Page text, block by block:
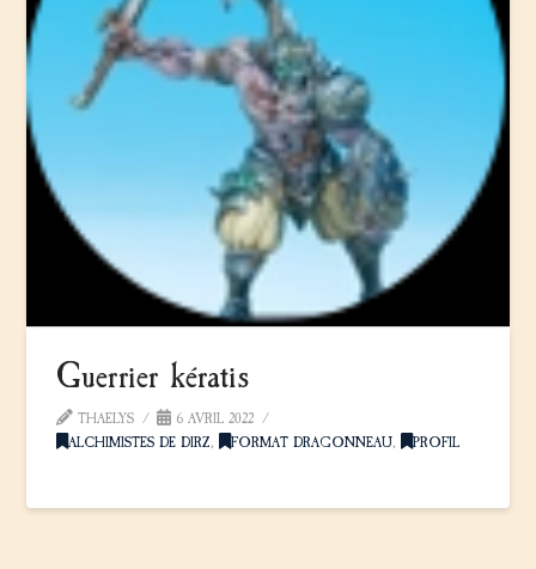
Guerrier kératis
THAELYS
6 AVRIL 2022
ALCHIMISTES DE DIRZ, FORMAT DRAGONNEAU, PROFIL